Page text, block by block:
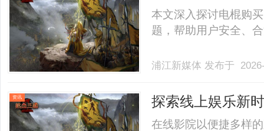
法性
本文深入探讨电棍购
题，帮助用户安全、
浦江新媒体 发布于
资讯
探索线上娱乐新
趋势
在线影院以便捷多样